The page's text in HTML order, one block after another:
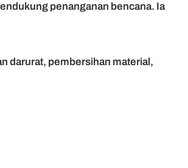
penanganan bencana. Ia
darurat, pembersihan material,